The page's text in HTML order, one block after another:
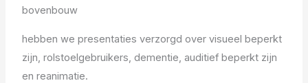
bovenbouw
hebben we presentaties verzorgd over visueel beperkt
zijn, rolstoelgebruikers, dementie, auditief beperkt zijn
en reanimatie.